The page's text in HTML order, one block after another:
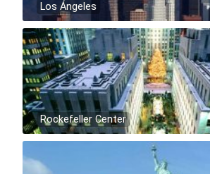
Los Ángeles
Rockefeller Center